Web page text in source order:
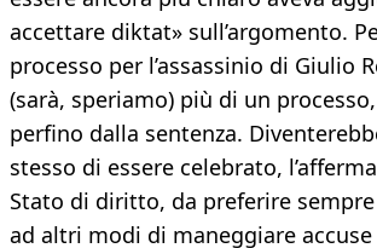
accettare diktat» sull’argomento.
processo per l’assassinio di Giulio
(sarà, speriamo) più di un
perfino dalla sentenza.
stesso di essere celebrato,
Stato di diritto, da preferire
ad altri modi di maneggiare